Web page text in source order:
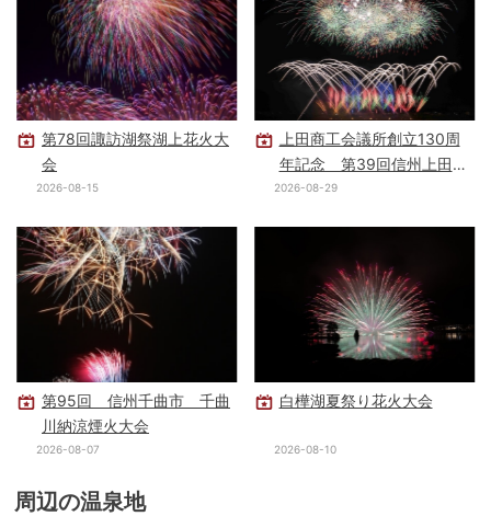
第78回諏訪湖祭湖上花火大
会
2026-08-15
上田商工会議所創立130周
年記念 第39回信州上田大
花火大会
2026-08-29
第95回 信州千曲市 千曲
川納涼煙火大会
2026-08-07
白樺湖夏祭り花火大会
2026-08-10
周辺の温泉地